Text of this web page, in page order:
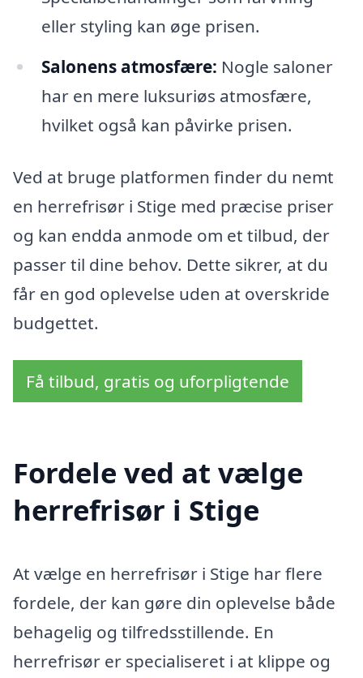
eller styling kan øge prisen.
Salonens atmosfære: Nogle saloner
har en mere luksuriøs atmosfære,
hvilket også kan påvirke prisen.
Ved at bruge platformen finder du nemt
en herrefrisør i Stige med præcise priser
og kan endda anmode om et tilbud, der
passer til dine behov. Dette sikrer, at du
får en god oplevelse uden at overskride
budgettet.
Få tilbud, gratis og uforpligtende
Fordele ved at vælge
herrefrisør i Stige
At vælge en herrefrisør i Stige har flere
fordele, der kan gøre din oplevelse både
behagelig og tilfredsstillende. En
herrefrisør er specialiseret i at klippe og